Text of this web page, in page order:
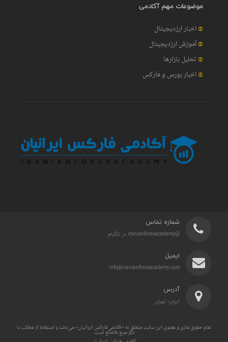
موضوعات مهم آکادمی
اخبار ارزدیجیتال
آموزش ارزدیجیتال
تحلیل بازارها
اخبار بورس و فارکس
شماره تماس
@iranianforexacademy در تلگرام
ایمیل
info@iranianforexacademy.com
آدرس
ایران، تهران
تمام حقوق مادی و معنوی این سایت متعلق به «آکادمی فارکس ایرانیان» می‌باشد و استفاده از مطالب با
ذکر منبع بلامانع است.